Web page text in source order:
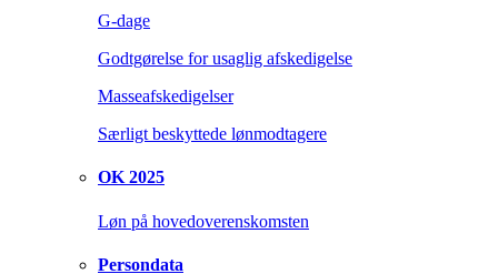
G-dage
Godtgørelse for usaglig afskedigelse
Masseafskedigelser
Særligt beskyttede lønmodtagere
OK 2025
Løn på hovedoverenskomsten
Persondata